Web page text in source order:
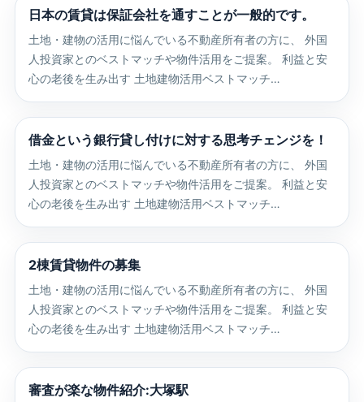
日本の賃貸は保証会社を通すことが一般的です。
土地・建物の活用に悩んでいる不動産所有者の方に、 外国
人投資家とのベストマッチや物件活用をご提案。 利益と安
心の老後を生み出す 土地建物活用ベストマッチ…
借金という銀行貸し付けに対する思考チェンジを！
土地・建物の活用に悩んでいる不動産所有者の方に、 外国
人投資家とのベストマッチや物件活用をご提案。 利益と安
心の老後を生み出す 土地建物活用ベストマッチ…
2棟賃貸物件の募集
土地・建物の活用に悩んでいる不動産所有者の方に、 外国
人投資家とのベストマッチや物件活用をご提案。 利益と安
心の老後を生み出す 土地建物活用ベストマッチ…
審査が楽な物件紹介:大塚駅